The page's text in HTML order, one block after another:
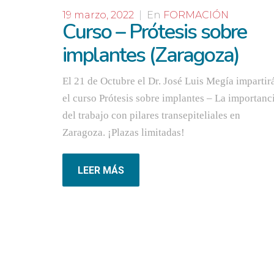
19 marzo, 2022 En FORMACIÓN
Curso – Prótesis sobre
implantes (Zaragoza)
El 21 de Octubre el Dr. José Luis Megía
el curso Prótesis sobre implantes – La
del trabajo con pilares transepiteliales en
Zaragoza. ¡Plazas limitadas!
LEER MÁS